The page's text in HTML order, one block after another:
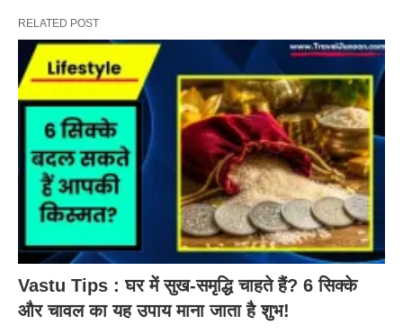
RELATED POST
Vastu Tips : घर में सुख-समृद्धि चाहते हैं? 6 सिक्के
और चावल का यह उपाय माना जाता है शुभ!